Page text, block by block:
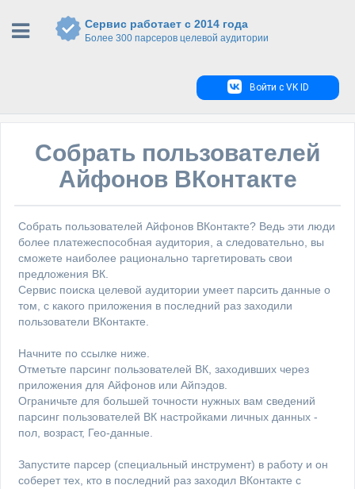
Сервис работает с 2014 года
Более 300 парсеров целевой аудитории
Войти с VK ID
Собрать пользователей
Айфонов ВКонтакте
Собрать пользователей Айфонов ВКонтакте? Ведь эти люди
более платежеспособная аудитория, а следовательно, вы
сможете наиболее рационально таргетировать свои
предложения ВК.
Сервис поиска целевой аудитории умеет парсить данные о
том, с какого приложения в последний раз заходили
пользователи ВКонтакте.
Начните по ссылке ниже.
Отметьте парсинг пользователей ВК, заходивших через
приложения для Айфонов или Айпэдов.
Ограничьте для большей точности нужных вам сведений
парсинг пользователей ВК настройками личных данных -
пол, возраст, Гео-данные.
Запустите парсер (специальный инструмент) в работу и он
соберет тех, кто в последний раз заходил ВКонтакте с